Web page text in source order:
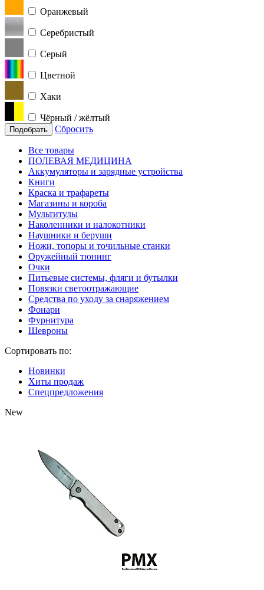
Оранжевый
Серебристый
Серый
Цветной
Хаки
Чёрный / жёлтый
Подобрать Сбросить
Все товары
ПОЛЕВАЯ МЕДИЦИНА
Аккумуляторы и зарядные устройства
Книги
Краска и трафареты
Магазины и короба
Мультитулы
Наколенники и налокотники
Наушники и беруши
Ножи, топоры и точильные станки
Оружейный тюнинг
Очки
Питьевые системы, фляги и бутылки
Повязки светоотражающие
Средства по уходу за снаряжением
Фонари
Фурнитура
Шевроны
Сортировать по:
Новинки
Хиты продаж
Спецпредложения
New